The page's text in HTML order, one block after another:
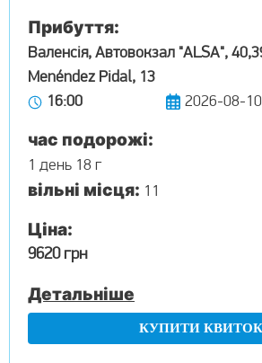
Прибуття:
Валенсія, Автовокзал "ALSA",
Menéndez Pidal, 13
16:00
2026-08-10
час подорожі:
1 день 18 г
вільні місця: 11
Ціна:
9620 грн
Детальніше
КУПИТИ КВИТОК